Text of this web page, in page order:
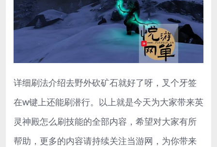
详细刷法介绍去野外砍矿石就好了呀，叉个牙签
在w键上还能刷潜行。以上就是今天为大家带来英
灵神殿怎么刷技能的全部内容，希望对大家有所
帮助，更多的内容请持续关注当游网，为你带来